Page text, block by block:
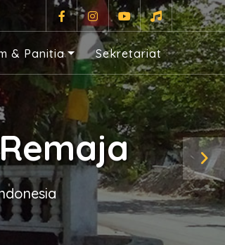
& Panitia Sekretariat